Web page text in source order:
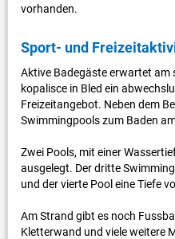
vorhanden.
Sport- und
Aktive Badegäste erwartet am
kopalisce in Bled ein
Freizeitangebot. Neben dem
Swimmingpools zum Baden
Zwei Pools, mit einer
ausgelegt. Der dritte
und der vierte Pool eine Tiefe
Am Strand gibt es noch
Kletterwand und viele weitere